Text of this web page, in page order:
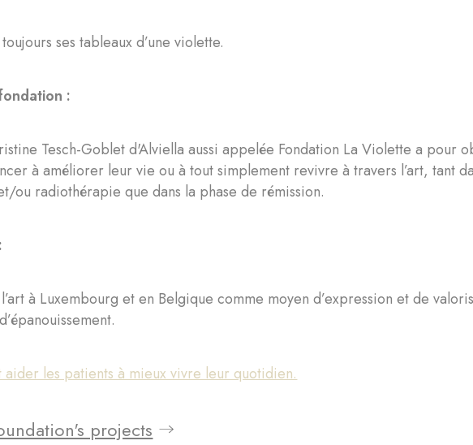
ses tableaux d’une violette.
:
Tesch-Goblet d'Alviella aussi appelée Fondation La Violette a pour
à améliorer leur vie ou à tout simplement revivre à travers l’art, tant
ou radiothérapie que dans la phase de rémission.
l’art à Luxembourg et en Belgique comme moyen d’expression et de
aider les patients à mieux vivre leur quotidien.
projects